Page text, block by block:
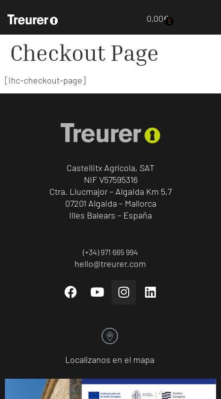
0,00€0
Checkout Page
[ihc-checkout-page]
Castellitx Agrícola, SAT
NIF V57595316
Ctra. Llucmajor – Algaida Km 5,7
07201 Algaida – Mallorca
Illes Balears – España
(+34) 971 665 994
hello@treurer.com
Localízanos en el mapa